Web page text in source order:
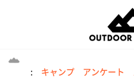
: キャンプ アンケート